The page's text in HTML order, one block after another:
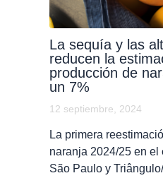
La sequía y las
reducen la
producción de
un 7%
12 septiembre, 2024
La primera
naranja 2024/25 en el
São Paulo y